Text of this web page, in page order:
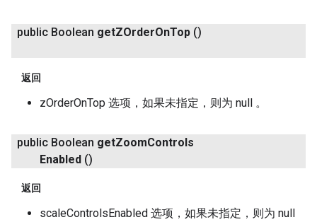
public Boolean getZOrderOnTop ()
返回
zOrderOnTop 选项，如果未指定，则为 null 。
public Boolean getZoomControls
Enabled ()
返回
scaleControlsEnabled 选项，如果未指定，则为 null